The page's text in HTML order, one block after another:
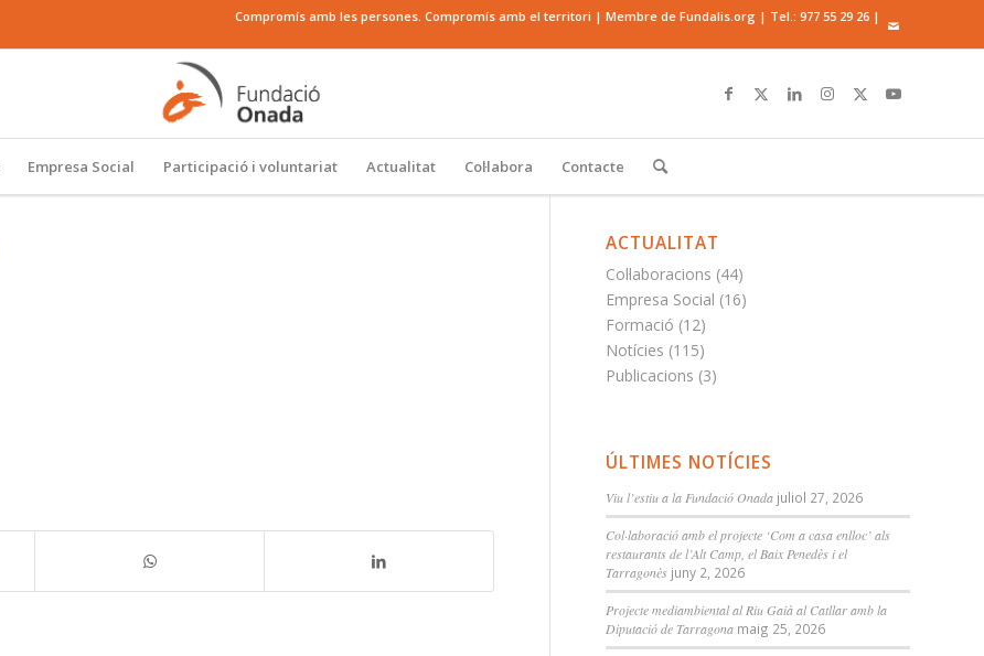
Compromís amb les persones. Compromís amb el territori | Membre de Fundalis.org | Tel.: 977 55 29 26 |
Empresa Social Participació i voluntariat Actualitat Col·labora Contacte
ACTUALITAT
Col·laboracions (44)
Empresa Social (16)
Formació (12)
Notícies (115)
Publicacions (3)
ÚLTIMES NOTÍCIES
Viu l’estiu a la Fundació Onada juliol 27, 2026
Col·laboració amb el projecte ‘Com a casa enlloc’ als
restaurants de l’Alt Camp, el Baix Penedès i el
Tarragonès juny 2, 2026
Projecte mediambiental al Riu Gaià al Catllar amb la
Diputació de Tarragona maig 25, 2026